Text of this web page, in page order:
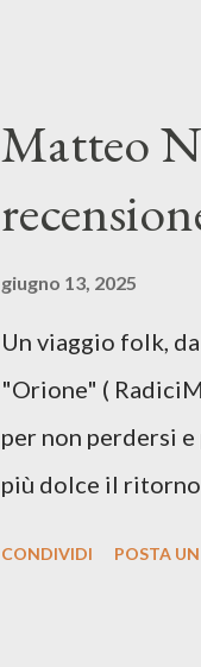
segnato da
racconta la
vivere e nel
più densa. Il
il suo nuovo
Matteo
giugno 13, 2025
Un viaggio folk,
"Orione" (
per non perdersi e
più dolce il
CONDIVIDI POSTA